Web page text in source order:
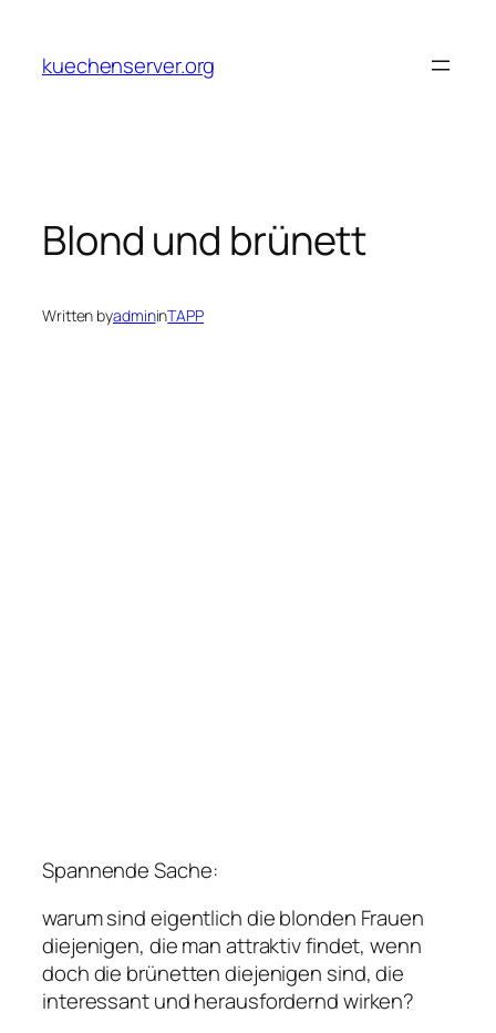
content
kuechenserver.org
Blond und brünett
Written byadmininTAPP
Spannende Sache:
warum sind eigentlich die blonden Frauen
diejenigen, die man attraktiv findet, wenn
doch die brünetten diejenigen sind, die
interessant und herausfordernd wirken?